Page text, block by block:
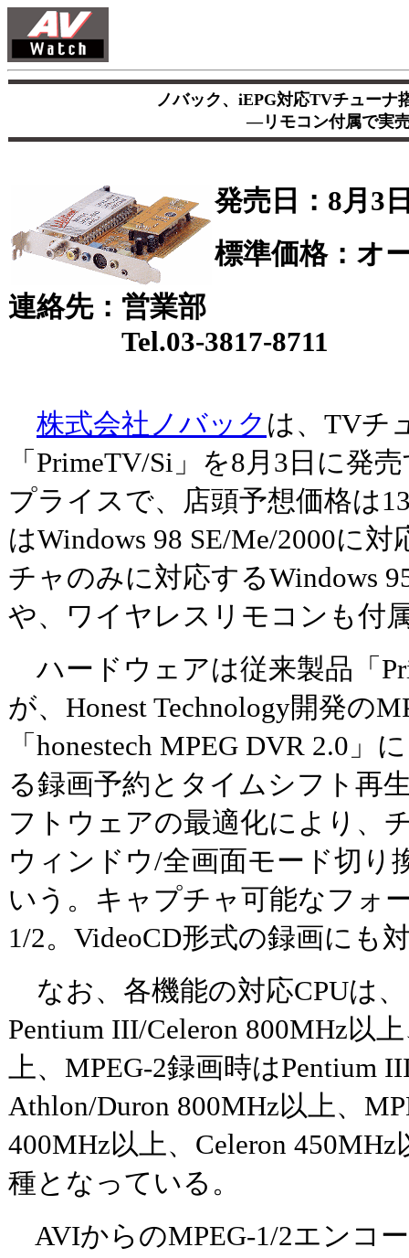
ノバック、iEPG対応TVチューナ
―リモコン付属で実
発売日：8月3
標準価格：オ
連絡先：営業部
Tel.03-3817-8711
株式会社ノバック は、TVチ
「PrimeTV/Si」を8月3日に発
プライスで、店頭予想価格は
はWindows 98 SE/Me/2000に
チャのみに対応するWindows
や、ワイヤレスリモコンも付
ハードウェアは従来製品「
が、Honest Technology開発の
「honestech MPEG DVR 2.0」
る録画予約とタイムシフト再
フトウェアの最適化により、
ウィンドウ/全画面モード切り
いう。キャプチャ可能なフォ
1/2。VideoCD形式の録画にも
なお、各機能の対応CPUは
Pentium III/Celeron 800MHz以
上、MPEG-2録画時はPentium
Athlon/Duron 800MHz以上、
400MHz以上、Celeron
種となっている。
AVIからのMPEG-1/2エンコ